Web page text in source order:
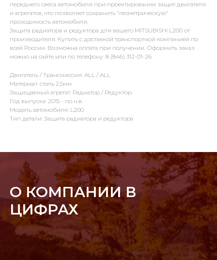
переднего свеса автомобиля при проектировании защит двигателя
и агрегатов, что позволяет сохранить "геометрическую"
проходимость автомобиля.
Защита радиатора и редуктора для вашего MITSUBISHI L200 от
производителя. Купить с доставкой транспортной компанией по
всей России. Возможна оплата при получении. Оформить заказ
можно на сайте или по телефону: 8 (846) 312-01-26
Двигатель / Трансмиссия: ALL / ALL
Материал: сталь 2,5мм
Защищаемый агрегат: Радиатор / Редуктор
Год выпуска: 2015 - по н.в.
Модель автомобиля: L200
Тип детали: Защита радиатора и редуктора
О КОМПАНИИ В
ЦИФРАХ